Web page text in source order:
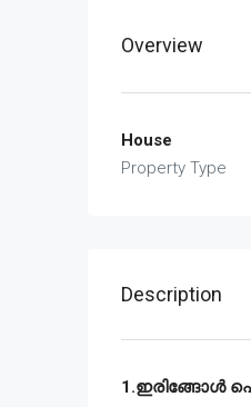
Overview
House
Property Type
Description
1.ഇരിങ്ങോൾ